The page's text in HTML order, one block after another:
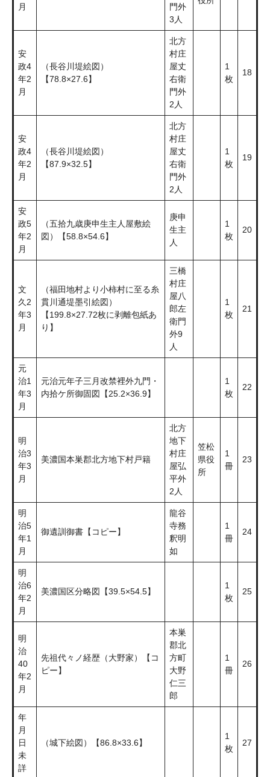
月
門外
3人
安
政4
年2
月
（長谷川堤絵図）
【78.8×27.6】
北方
村庄
屋丈
右衛
門外
2人
1
枚
18
安
政4
年2
月
（長谷川堤絵図）
【87.9×32.5】
北方
村庄
屋丈
右衛
門外
2人
1
枚
19
安
政5
年2
月
（五拾九歳庚申生主人屋敷絵
図）【58.8×54.6】
庚申
生主
人
1
枚
20
文
久2
年3
月
（福田地村より小柿村に至る糸
貫川通堤墨引絵図）
【199.8×27.72枚に剥離包紙あ
り】
三橋
村庄
屋八
郎左
衛門
外9
人
1
枚
21
元
治1
年3
月
元治元年子三月改禁裡外九門・
内拾ケ所御固図【25.2×36.9】
1
枚
22
明
治3
年3
月
美濃国本巣郡北方地下村戸籍
北方
地下
村庄
屋弘
平外
2人
笠松
県役
所
1
冊
23
明
治5
年1
月
御遺訓御書【コピー】
龍谷
寺務
釈明
如
1
冊
24
明
治6
年2
月
美濃国区分略図【39.5×54.5】
1
枚
25
明
治
40
年2
月
先祖代々ノ経歴（大野家）【コ
ピー】
本巣
郡北
方町
大野
仁三
郎
1
冊
26
年
月
日
未
詳
（城下絵図）【86.8×33.6】
1
枚
27